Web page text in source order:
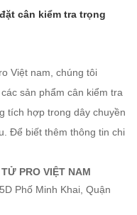
cân kiểm tra trọng
Việt nam, chúng tôi
sản phẩm cân kiểm tra
tích hợp trong dây chuyền
Để biết thêm thông tin chi
PRO VIỆT NAM
Phố Minh Khai, Quận